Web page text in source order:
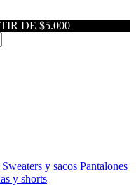
DE $5.000
Sweaters y sacos Pantalones
y shorts